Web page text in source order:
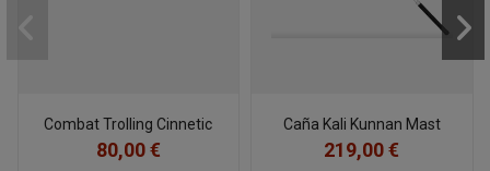
Combat Trolling Cinnetic
80,00 €
Caña Kali Kunnan Mast
219,00 €